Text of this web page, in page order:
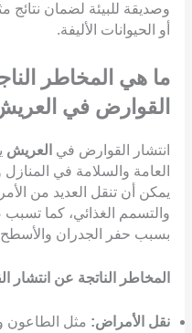
وصديقة للبيئة لضمان نتائج
أو الحيوانات الأليفة.
ما هي المخاطر
القوارض في
انتشار القوارض في العريش
العامة والسلامة في
يمكن أن تنقل العديد من
والتسمم الغذائي، كما
بسبب حفر الجدران
المخاطر الناتجة عن انتشار
نقل الأمراض: مثل الطاعون